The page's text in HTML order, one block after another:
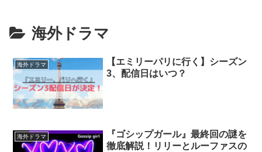
海外ドラマ
海外ドラマ
【エミリーパリに行く】シーズン
3、配信日はいつ？
海外ドラマ
『ゴシップガール』最終回の謎を
徹底解説！リリーとルーファスの